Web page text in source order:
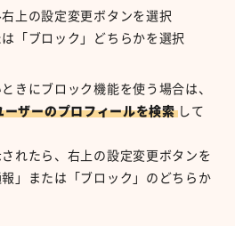
上の設定変更ボタンを選択
「ブロック」どちらかを選択
きにブロック機能を使う場合は、
ザーのプロフィールを検索 して
れたら、右上の設定変更ボタンを
」または「ブロック」のどちらか